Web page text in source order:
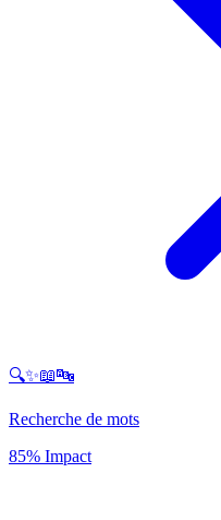
🔍✨📖🔤
Recherche de mots
85% Impact